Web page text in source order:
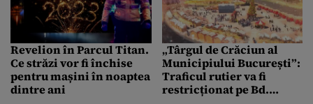
Revelion în Parcul Titan.
Ce străzi vor fi închise
pentru mașini în noaptea
dintre ani
„Târgul de Crăciun al
Municipiului București”:
Traficul rutier va fi
restricționat pe Bd.